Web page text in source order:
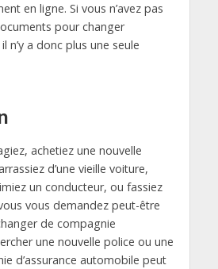
en ligne. Si vous n’avez pas
pour changer
n’y a donc plus une seule
achetiez une nouvelle
d’une vieille voiture,
un conducteur, ou fassiez
vous demandez peut-être
de compagnie
une nouvelle police ou une
d’assurance automobile peut